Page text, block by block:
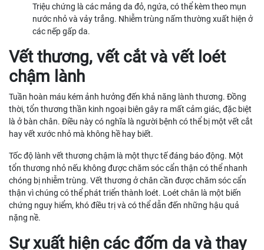
Triệu chứng là các mảng da đỏ, ngứa, có thể kèm theo mụn
nước nhỏ và vảy trắng. Nhiễm trùng nấm thường xuất hiện ở
các nếp gấp da.
Vết thương, vết cắt và vết loét
chậm lành
Tuần hoàn máu kém ảnh hưởng đến khả năng lành thương. Đồng
thời, tổn thương thần kinh ngoại biên gây ra mất cảm giác, đặc biệt
là ở bàn chân. Điều này có nghĩa là người bệnh có thể bị một vết cắt
hay vết xước nhỏ mà không hề hay biết.
Tốc độ lành vết thương chậm là một thực tế đáng báo động. Một
tổn thương nhỏ nếu không được chăm sóc cẩn thận có thể nhanh
chóng bị nhiễm trùng. Vết thương ở chân cần được chăm sóc cẩn
thận vì chúng có thể phát triển thành loét. Loét chân là một biến
chứng nguy hiểm, khó điều trị và có thể dẫn đến những hậu quả
nặng nề.
Sự xuất hiện các đốm da và thay